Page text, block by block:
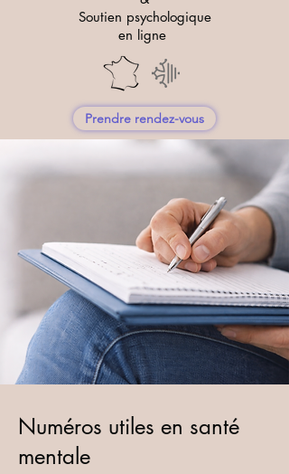
Soutien psychologique
en ligne
Prendre rendez-vous
Numéros utiles en santé
mentale